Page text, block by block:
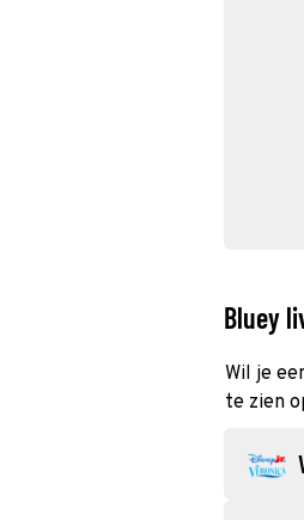
Bluey
Wil je
te zien